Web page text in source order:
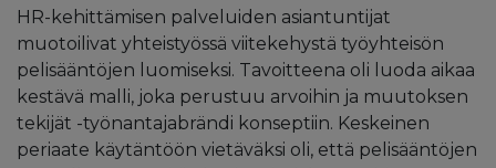
HR-kehittämisen palveluiden asiantuntijat
muotoilivat yhteistyössä viitekehystä työyhteisön
pelisääntöjen luomiseksi. Tavoitteena oli luoda aikaa
kestävä malli, joka perustuu arvoihin ja muutoksen
tekijät -työnantajabrändi konseptiin. Keskeinen
periaate käytäntöön vietäväksi oli, että pelisääntöjen